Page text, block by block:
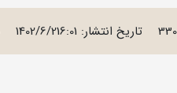
تاریخ انتشار: 1402/6/216:01